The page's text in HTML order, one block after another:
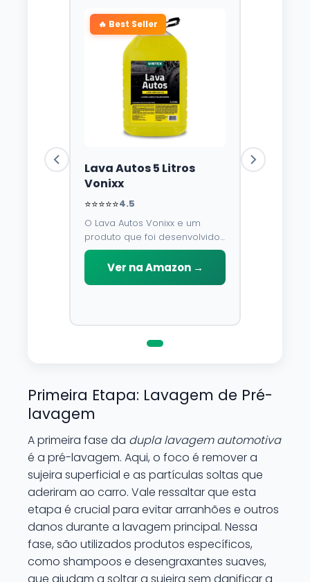
🔥 Best Seller
Lava Autos 5 Litros
Vonixx
⭐⭐⭐⭐⭐4.5
O Lava Autos Vonixx e um
produto que foi desenvolvido
para limpar, proteger e
conservar a lataria do veiculo.
Por possuir pH neutro, pode
Ver na Amazon →
Primeira Etapa: Lavagem de Pré-
lavagem
A primeira fase da dupla lavagem automotiva
é a pré-lavagem. Aqui, o foco é remover a
sujeira superficial e as partículas soltas que
aderiram ao carro. Vale ressaltar que esta
etapa é crucial para evitar arranhões e outros
danos durante a lavagem principal. Nessa
fase, são utilizados produtos específicos,
como shampoos e desengraxantes suaves,